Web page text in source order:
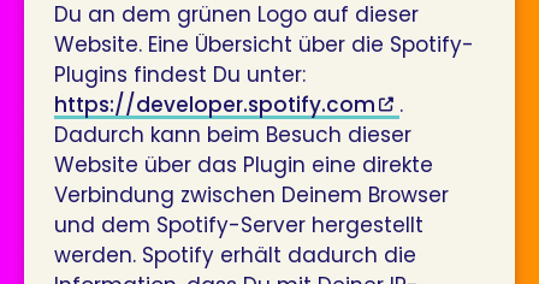
Du an dem grünen Logo auf dieser
Website. Eine Übersicht über die Spotify-
Plugins findest Du unter:
https://developer.spotify.com
.
Dadurch kann beim Besuch dieser
Website über das Plugin eine direkte
Verbindung zwischen Deinem Browser
und dem Spotify-Server hergestellt
werden. Spotify erhält dadurch die